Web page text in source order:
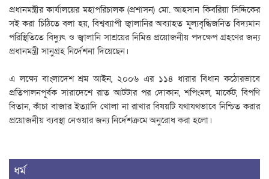
প্রধানমন্ত্রীর কার্যালয়ের মহাপরিচালক (প্রশাসন) মো. আহসান কিবরিয়া সিদ্দিকের
সই করা চিঠিতে বলা হয়, বিশ্বব্যাপী জ্বালানির অব্যাহত মূল্যবৃদ্ধিজনিত বিদ্যমান
পরিস্থিতিতে বিদ্যুৎ ও জ্বালানি সাশ্রয়ের নিমিত্ত প্রয়োজনীয় পদক্ষেপ গ্রহণের জন্য
প্রধানমন্ত্রী সানুগ্রহ নির্দেশনা দিয়েছেন।
এ লক্ষ্যে বাংলাদেশ শ্রম আইন, ২০০৬ এর ১১৪ ধারার বিধান কঠোরভাবে
প্রতিপালনপূর্বক সারাদেশে রাত আটটার পর দোকান, শপিংমল, মার্কেট, বিপণি
বিতান, কাঁচা বাজার ইত্যাদি খোলা না রাখার বিষয়টি যথাযথভাবে নিশ্চিত করার
প্রয়োজনীয় ব্যবস্থা নেওয়ার জন্য নির্দেশক্রমে অনুরোধ করা হলো।
ধর্ম